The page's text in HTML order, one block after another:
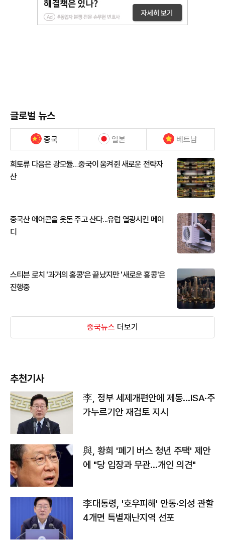
글로벌 뉴스
중국 일본 베트남
희토류 다음은 광모듈…중국이 움켜쥔 새로운 전략자
산
중국산 에어콘을 웃돈 주고 산다...유럽 열광시킨 메이
디
스티븐 로치 '과거의 홍콩'은 끝났지만 '새로운 홍콩'은
진행중
중국뉴스 더보기
추천기사
李, 정부 세제개편안에 제동…ISA·주
가누르기안 재검토 지시
與, 황희 '폐기 버스 청년 주택' 제안
에 "당 입장과 무관…개인 의견"
李대통령, '호우피해' 안동·의성 관할
4개면 특별재난지역 선포